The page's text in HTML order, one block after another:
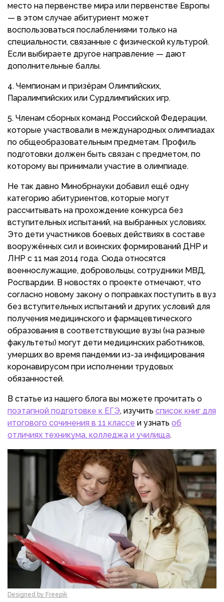
место на первенстве мира или первенстве Европы
— в этом случае абитуриент может
воспользоваться послаблениями только на
специальности, связанные с физической культурой.
Если выбираете другое направление — дают
дополнительные баллы.
Чемпионам и призёрам Олимпийских,
Паралимпийских или Сурдлимпийских игр.
Членам сборных команд Российской Федерации,
которые участвовали в международных олимпиадах
по общеобразовательным предметам. Профиль
подготовки должен быть связан с предметом, по
которому вы принимали участие в олимпиаде.
Не так давно Минобрнауки добавил ещё одну
категорию абитуриентов, которые могут
рассчитывать на прохождение конкурса без
вступительных испытаний, на выбранных условиях.
Это дети участников боевых действиях в составе
вооружённых сил и воинских формирований ДНР и
ЛНР с 11 мая 2014 года. Сюда относятся
военнослужащие, добровольцы, сотрудники МВД,
Росгвардии. В новостях о проекте отмечают, что
согласно новому закону о поправках поступить в вуз
без вступительных испытаний и других условий для
получения медицинского и фармацевтического
образования в соответствующие вузы (на разные
факультеты) могут дети медицинских работников,
умерших во время пандемии из-за инфицирования
коронавирусом при исполнении трудовых
обязанностей.
В статье из нашего блога вы можете прочитать о
поэтапной подготовке к ЕГЭ, изучить список книг для
итогового сочинения в 11 классе и узнать об
отличиях техникума, колледжа и училища.
Designed by Freepik